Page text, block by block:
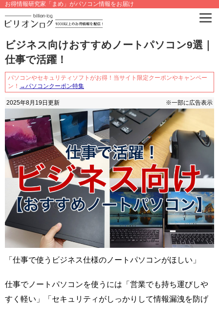
お得情報研究家「まめ」がパソコン情報をお届け
ビジネス向けおすすめノートパソコン9選｜
仕事で活躍！
パソコンやセキュリティソフトがお得！当サイト限定クーポンやキャンペー
ン！ →パソコンクーポン特集
2025年8月19日 更新 ※一部に広告表示
「仕事で使うビジネス仕様のノートパソコンがほしい」
仕事でノートパソコンを使うには「営業でも持ち運びしや
すく軽い」「セキュリティがしっかりして情報漏洩を防げ